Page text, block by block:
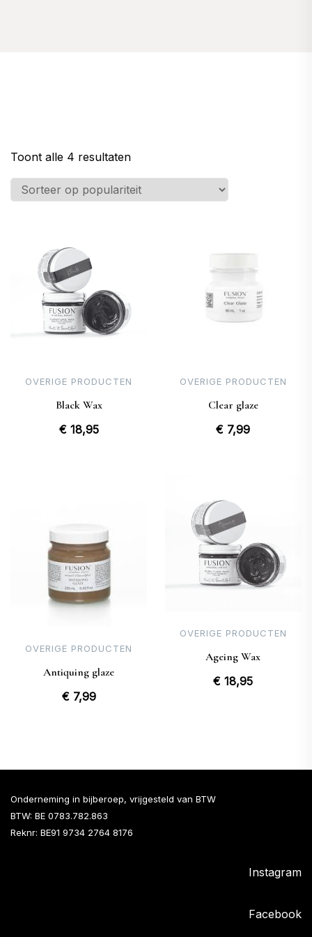
Toont alle 4 resultatenGesorteerd
op
populariteit
OVERIGE PRODUCTEN
Black Wax
€18,95
OVERIGE PRODUCTEN
Clear glaze
€ 7,99
OVERIGE PRODUCTEN
Antiquing glaze
€7,99
OVERIGE PRODUCTEN
Ageing Wax
€ 18,95
Onderneming in bijberoep, vrijgesteld van BTW
BTW: BE 0783.782.863
Reknr: BE91 9734 2764 8176
Instagram
Facebook